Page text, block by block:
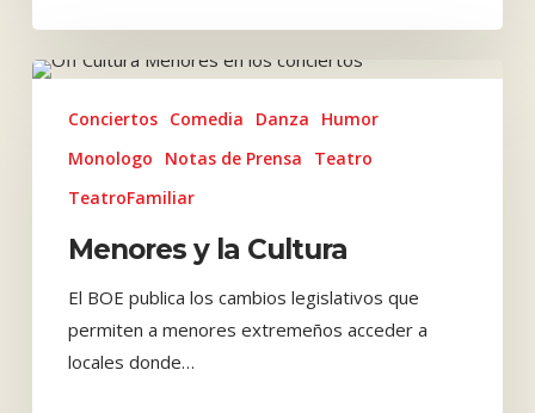
Menores
Cultura
Conciertos Comedia Danza
Humor
Monologo
Notas de Prensa
Teatro
TeatroFamiliar
Menores y la Cultura
El BOE publica los cambios legislativos que
permiten a menores extremeños acceder a
locales donde…